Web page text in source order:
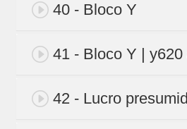
40 - Bloco Y
41 - Bloco Y | y620
42 - Lucro